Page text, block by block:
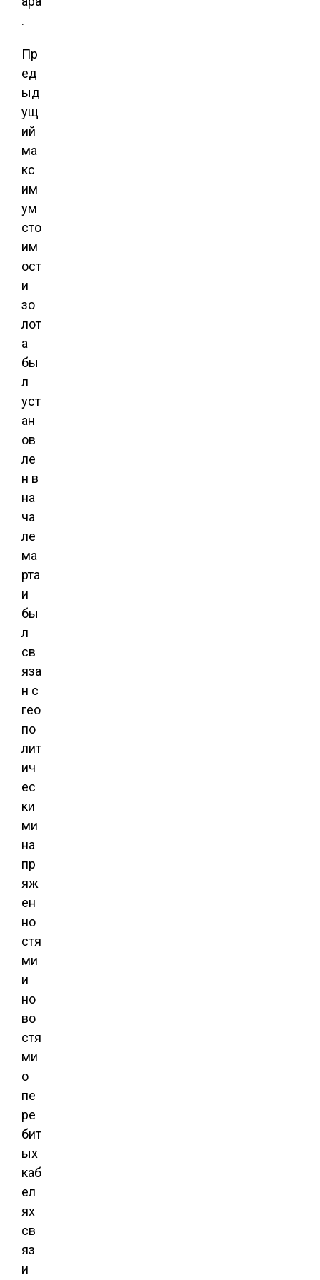
.
Пр
ед
ыд
ущ
ий
ма
кс
им
ум
сто
им
ост
и
зо
лот
а
бы
л
уст
ан
ов
ле
н в
на
ча
ле
ма
рта
и
бы
л
св
яза
н с
гео
по
лит
ич
ес
ки
ми
на
пр
яж
ен
но
стя
ми
и
но
во
стя
ми
о
пе
ре
бит
ых
каб
ел
ях
св
яз
и